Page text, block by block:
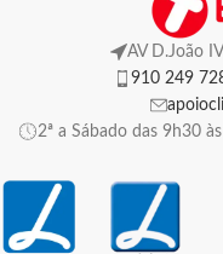
AV D.João
910 249
2ª a Sábado das 9h30